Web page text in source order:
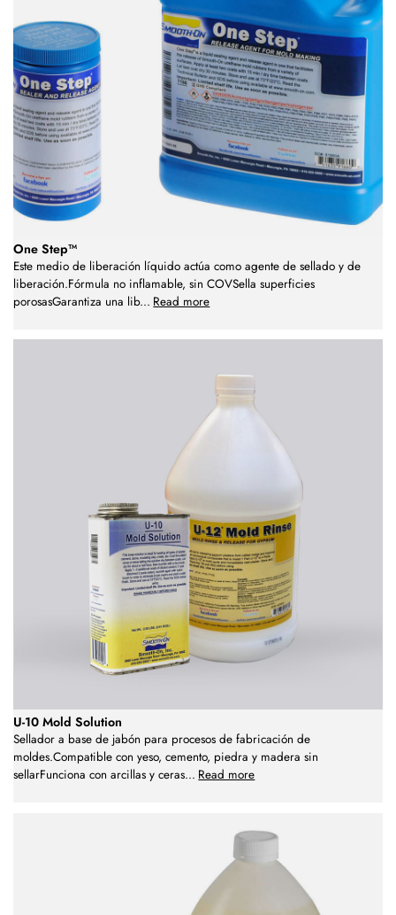
One Step™
Este medio de liberación líquido actúa como agente de sellado y de
liberación.Fórmula no inflamable, sin COVSella superficies
porosasGarantiza una lib... Read more
U-10 Mold Solution
Sellador a base de jabón para procesos de fabricación de
moldes.Compatible con yeso, cemento, piedra y madera sin
sellarFunciona con arcillas y ceras... Read more